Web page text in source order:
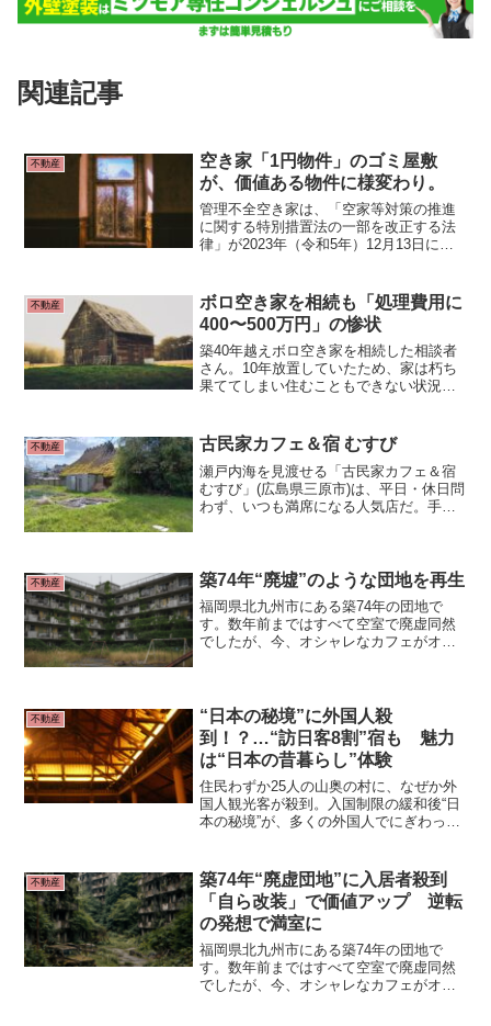
関連記事
不動産
空き家「1円物件」のゴミ屋敷
が、価値ある物件に様変わり。
管理不全空き家は、「空家等対策の推進
に関する特別措置法の一部を改正する法
律」が2023年（令和5年）12月13日に施
不動産
ボロ空き家を相続も「処理費用に
400〜500万円」の惨状
築40年越えボロ空き家を相続した相談者
さん。10年放置していたため、家は朽ち
果ててしまい住むこともできない状況
どう処理するのが正解なのか？地方の空
き家問題に迫ります。
不動産 古民家カフェ＆宿 むすび
瀬戸内海を見渡せる「古民家カフェ＆宿
むすび」(広島県三原市)は、平日・休日問
わず、いつも満席になる人気店だ。手作
は、なぜ人気店になったのか。
不動産 築74年“廃墟”のような団地を再生
福岡県北九州市にある築74年の団地で
す。数年前まではすべて空室で廃虚同然
でしたが、今、オシャレなカフェがオー
に開港、世界からの玄関口として栄え、
異国情緒あふれる建物が並ぶ、九州屈指
の観光名所。
不動産
“日本の秘境”に外国人殺
到！？…“訪日客8割”宿も 魅力
は“日本の昔暮らし”体験
住民わずか25人の山奥の村に、なぜか外
国人観光客が殺到。入国制限の緩和後“日
本の秘境”が、多くの外国人でにぎわって
こそ、都会では味わえない「特別な日本
体験」とは？
不動産
築74年“廃虚団地”に入居者殺到
「自ら改装」で価値アップ 逆転
の発想で満室に
福岡県北九州市にある築74年の団地で
す。数年前まではすべて空室で廃虚同然
でしたが、今、オシャレなカフェがオー